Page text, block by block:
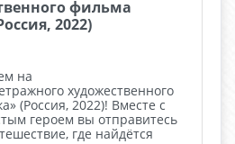
фильма
2022)
на
художественного
(Россия, 2022)! Вместе с
героем вы отправитесь
где найдётся